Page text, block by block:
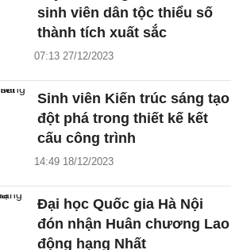
sinh viên dân tộc thiểu số
thành tích xuất sắc
07:13 27/12/2023
Sinh viên Kiến trúc sáng tạo
đột phá trong thiết kế kết
cấu công trình
14:49 18/12/2023
Đại học Quốc gia Hà Nội
đón nhận Huân chương Lao
động hạng Nhất